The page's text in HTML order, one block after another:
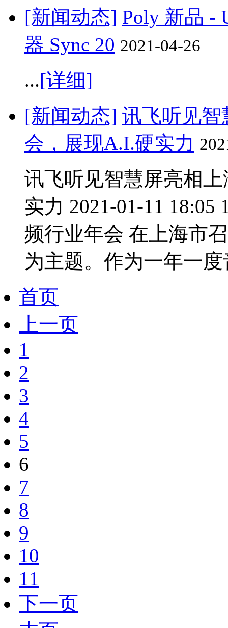
[新闻动态] Poly 新品 -
器 Sync 20 2021-04-26
...[详细]
[新闻动态] 讯飞听见智
会，展现A.I.硬实力
讯飞听见智慧屏亮相
实力 2021-01-11
频行业年会 在上海市
为主题。作为一年一
首页
上一页
1
2
3
4
5
6
7
8
9
10
11
下一页